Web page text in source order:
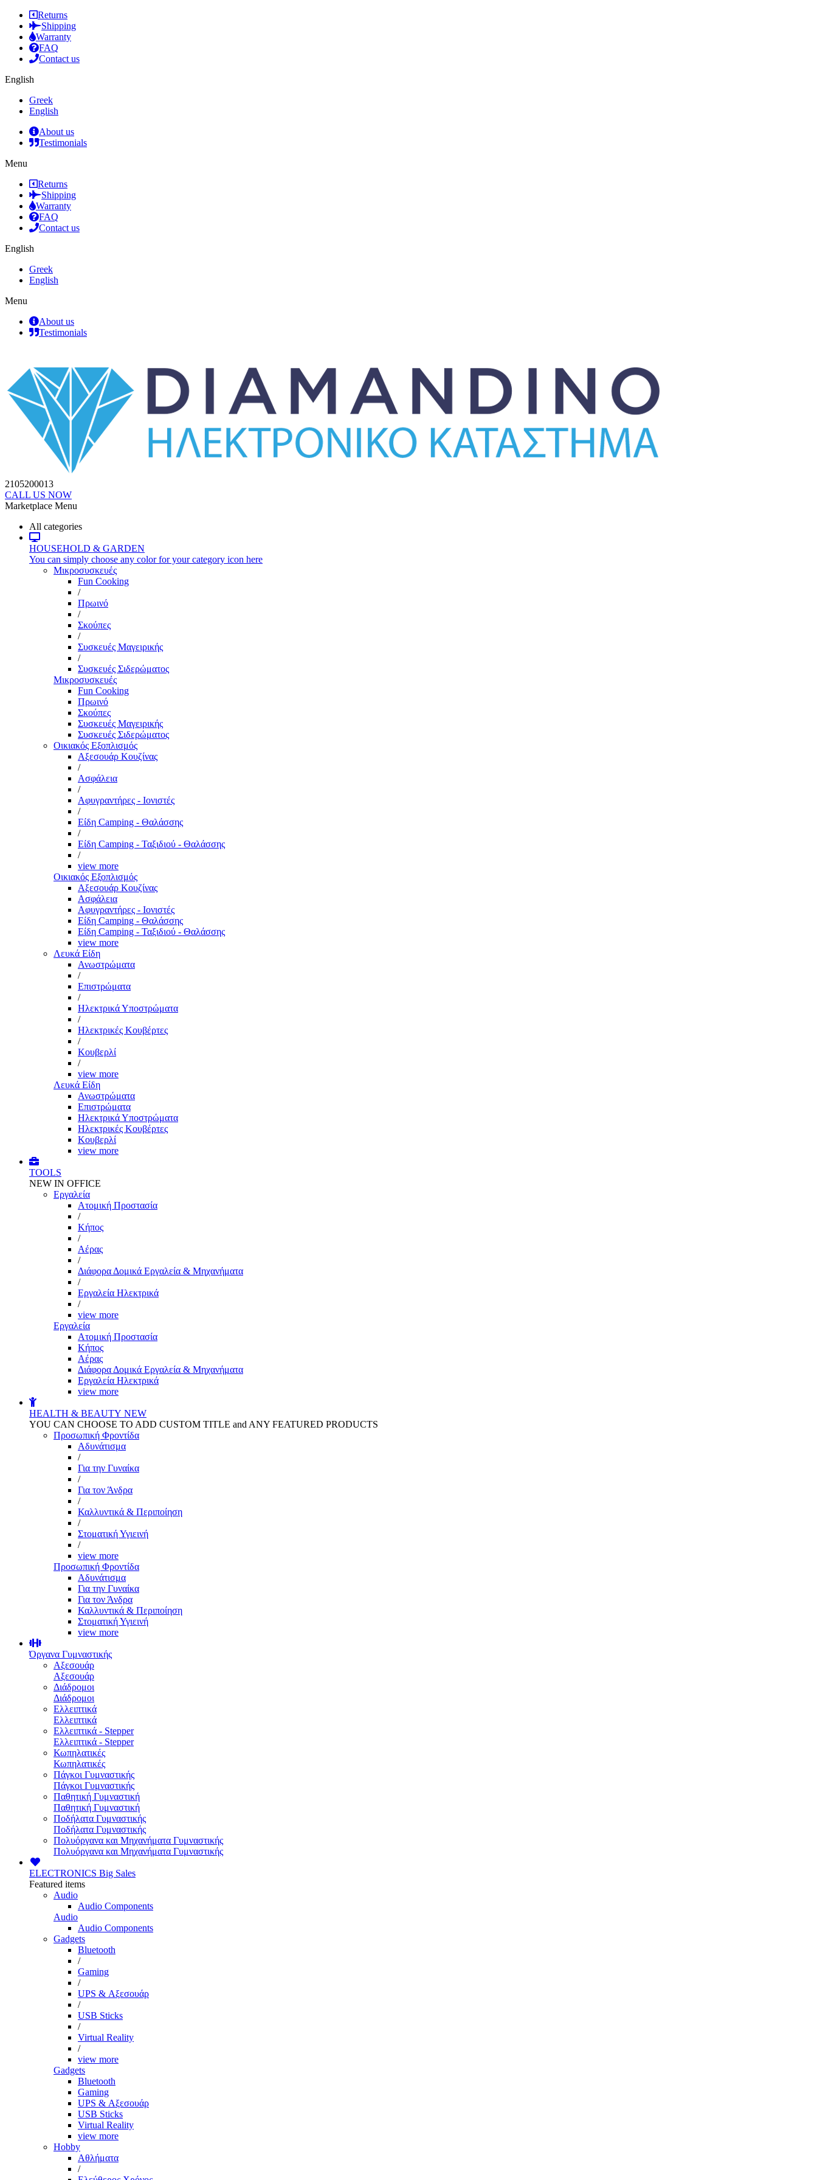
Returns
Shipping
Warranty
FAQ
Contact us
English
Greek
English
About us
Testimonials
Menu
Returns
Shipping
Warranty
FAQ
Contact us
English
Greek
English
Menu
About us
Testimonials
2105200013
CALL US NOW
Marketplace Menu
All categories
HOUSEHOLD & GARDEN
You can simply choose any color for your category icon here
Μικροσυσκευές
Fun Cooking
/
Πρωινό
/
Σκούπες
/
Συσκευές Μαγειρικής
/
Συσκευές Σιδερώματος
Μικροσυσκευές
Fun Cooking
Πρωινό
Σκούπες
Συσκευές Μαγειρικής
Συσκευές Σιδερώματος
Οικιακός Εξοπλισμός
Αξεσουάρ Κουζίνας
/
Ασφάλεια
/
Αφυγραντήρες - Ιονιστές
/
Είδη Camping - Θαλάσσης
/
Είδη Camping - Ταξιδιού - Θαλάσσης
/
view more
Οικιακός Εξοπλισμός
Αξεσουάρ Κουζίνας
Ασφάλεια
Αφυγραντήρες - Ιονιστές
Είδη Camping - Θαλάσσης
Είδη Camping - Ταξιδιού - Θαλάσσης
view more
Λευκά Είδη
Ανωστρώματα
/
Επιστρώματα
/
Ηλεκτρικά Υποστρώματα
/
Ηλεκτρικές Κουβέρτες
/
Κουβερλί
/
view more
Λευκά Είδη
Ανωστρώματα
Επιστρώματα
Ηλεκτρικά Υποστρώματα
Ηλεκτρικές Κουβέρτες
Κουβερλί
view more
TOOLS
NEW IN OFFICE
Εργαλεία
Aτομική Προστασία
/
Kήπος
/
Αέρας
/
Διάφορα Δομικά Εργαλεία & Μηχανήματα
/
Εργαλεία Ηλεκτρικά
/
view more
Εργαλεία
Aτομική Προστασία
Kήπος
Αέρας
Διάφορα Δομικά Εργαλεία & Μηχανήματα
Εργαλεία Ηλεκτρικά
view more
HEALTH & BEAUTY NEW
YOU CAN CHOOSE TO ADD CUSTOM TITLE and ANY FEATURED PRODUCTS
Προσωπική Φροντίδα
Αδυνάτισμα
/
Για την Γυναίκα
/
Για τον Άνδρα
/
Καλλυντικά & Περιποίηση
/
Στοματική Υγιεινή
/
view more
Προσωπική Φροντίδα
Αδυνάτισμα
Για την Γυναίκα
Για τον Άνδρα
Καλλυντικά & Περιποίηση
Στοματική Υγιεινή
view more
Όργανα Γυμναστικής
Αξεσουάρ
Αξεσουάρ
Διάδρομοι
Διάδρομοι
Ελλειπτικά
Ελλειπτικά
Ελλειπτικά - Stepper
Ελλειπτικά - Stepper
Κωπηλατικές
Κωπηλατικές
Πάγκοι Γυμναστικής
Πάγκοι Γυμναστικής
Παθητική Γυμναστική
Παθητική Γυμναστική
Ποδήλατα Γυμναστικής
Ποδήλατα Γυμναστικής
Πολυόργανα και Μηχανήματα Γυμναστικής
Πολυόργανα και Μηχανήματα Γυμναστικής
ELECTRONICS Big Sales
Featured items
Audio
Audio Components
Audio
Audio Components
Gadgets
Bluetooth
/
Gaming
/
UPS & Αξεσουάρ
/
USB Sticks
/
Virtual Reality
/
view more
Gadgets
Bluetooth
Gaming
UPS & Αξεσουάρ
USB Sticks
Virtual Reality
view more
Hobby
Αθλήματα
/